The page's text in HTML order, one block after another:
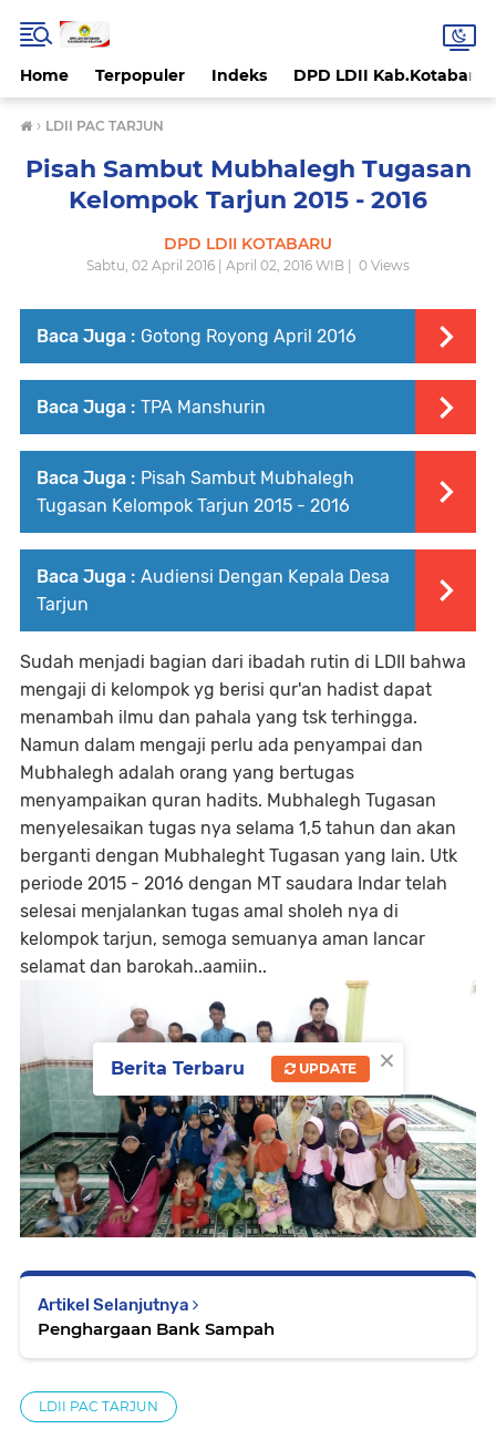
Home Terpopuler Indeks DPD LDII Kab.Kotabaru
› LDII PAC TARJUN
Pisah Sambut Mubhalegh Tugasan
Kelompok Tarjun 2015 - 2016
DPD LDII KOTABARU
Sabtu, 02 April 2016 | April 02, 2016 WIB | 0 Views
Baca Juga : Gotong Royong April 2016
Baca Juga : TPA Manshurin
Baca Juga : Pisah Sambut Mubhalegh
Tugasan Kelompok Tarjun 2015 - 2016
Baca Juga : Audiensi Dengan Kepala Desa
Tarjun
Sudah menjadi bagian dari ibadah rutin di LDII bahwa
mengaji di kelompok yg berisi qur'an hadist dapat
menambah ilmu dan pahala yang tsk terhingga.
Namun dalam mengaji perlu ada penyampai dan
Mubhalegh adalah orang yang bertugas
menyampaikan quran hadits. Mubhalegh Tugasan
menyelesaikan tugas nya selama 1,5 tahun dan akan
berganti dengan Mubhaleght Tugasan yang lain. Utk
periode 2015 - 2016 dengan MT saudara Indar telah
selesai menjalankan tugas amal sholeh nya di
kelompok tarjun, semoga semuanya aman lancar
selamat dan barokah..aamiin..
Artikel Selanjutnya
Penghargaan Bank Sampah
LDII PAC TARJUN
×
Berita Terbaru UPDATE